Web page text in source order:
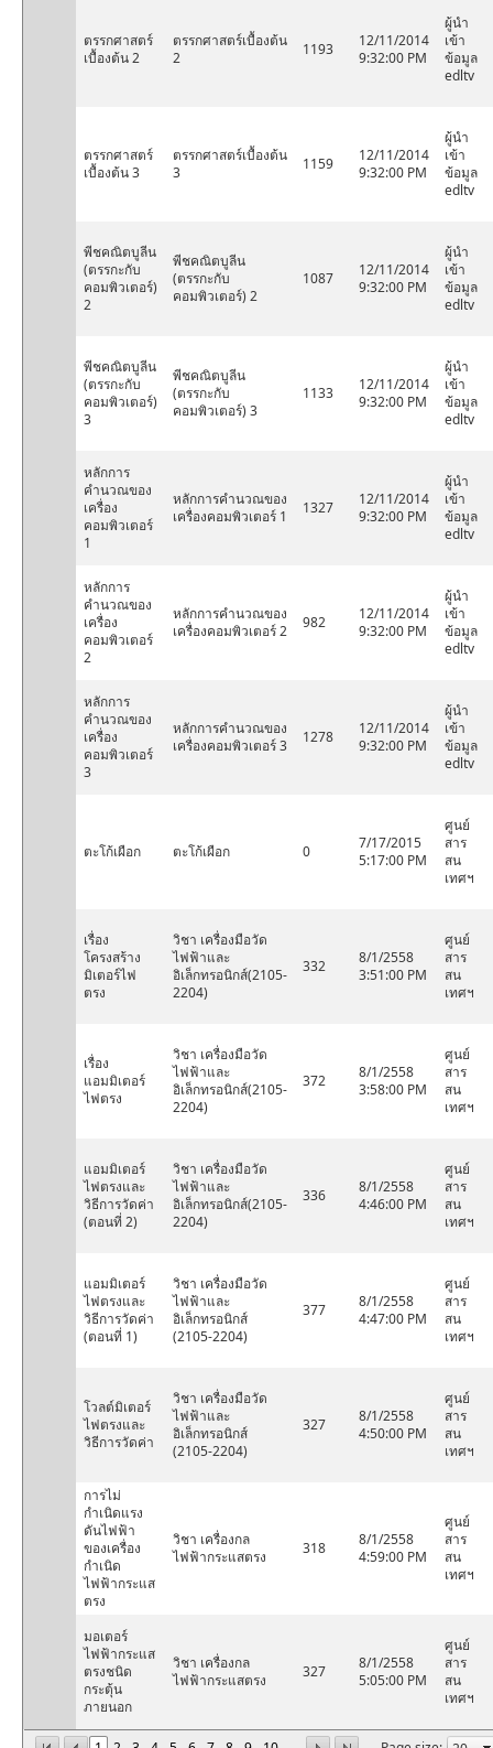
ตรรกศาสตร์
เบื้องต้น 2
ตรรกศาสตร์เบื้องต้น
2
1193
12/11/2014
9:32:00 PM
ผู้นำ
เข้า
ข้อมูล
edltv
ตรรกศาสตร์
เบื้องต้น 3
ตรรกศาสตร์เบื้องต้น
3
1159
12/11/2014
9:32:00 PM
ผู้นำ
เข้า
ข้อมูล
edltv
พีชคณิตบูลีน
(ตรรกะกับ
คอมพิวเตอร์)
2
พีชคณิตบูลีน
(ตรรกะกับ
คอมพิวเตอร์) 2
1087
12/11/2014
9:32:00 PM
ผู้นำ
เข้า
ข้อมูล
edltv
พีชคณิตบูลีน
(ตรรกะกับ
คอมพิวเตอร์)
3
พีชคณิตบูลีน
(ตรรกะกับ
คอมพิวเตอร์) 3
1133
12/11/2014
9:32:00 PM
ผู้นำ
เข้า
ข้อมูล
edltv
หลักการ
คำนวณของ
เครื่อง
คอมพิวเตอร์
1
หลักการคำนวณของ
เครื่องคอมพิวเตอร์ 1
1327
12/11/2014
9:32:00 PM
ผู้นำ
เข้า
ข้อมูล
edltv
หลักการ
คำนวณของ
เครื่อง
คอมพิวเตอร์
2
หลักการคำนวณของ
เครื่องคอมพิวเตอร์ 2
982
12/11/2014
9:32:00 PM
ผู้นำ
เข้า
ข้อมูล
edltv
หลักการ
คำนวณของ
เครื่อง
คอมพิวเตอร์
3
หลักการคำนวณของ
เครื่องคอมพิวเตอร์ 3
1278
12/11/2014
9:32:00 PM
ผู้นำ
เข้า
ข้อมูล
edltv
ตะโก้เผือก ตะโก้เผือก 0
7/17/2015
5:17:00 PM
ศูนย์
สาร
สน
เทศฯ
เรื่อง
โครงสร้าง
มิเตอร์ไฟ
ตรง
วิชา เครื่องมือวัด
ไฟฟ้าและ
อิเล็กทรอนิกส์(2105-
2204)
332
8/1/2558
3:51:00 PM
ศูนย์
สาร
สน
เทศฯ
เรื่อง
แอมมิเตอร์
ไฟตรง
วิชา เครื่องมือวัด
ไฟฟ้าและ
อิเล็กทรอนิกส์(2105-
2204)
372
8/1/2558
3:58:00 PM
ศูนย์
สาร
สน
เทศฯ
แอมมิเตอร์
ไฟตรงและ
วิธีการวัดค่า
(ตอนที่ 2)
วิชา เครื่องมือวัด
ไฟฟ้าและ
อิเล็กทรอนิกส์(2105-
2204)
336
8/1/2558
4:46:00 PM
ศูนย์
สาร
สน
เทศฯ
แอมมิเตอร์
ไฟตรงและ
วิธีการวัดค่า
(ตอนที่ 1)
วิชา เครื่องมือวัด
ไฟฟ้าและ
อิเล็กทรอนิกส์
(2105-2204)
377
8/1/2558
4:47:00 PM
ศูนย์
สาร
สน
เทศฯ
โวลต์มิเตอร์
ไฟตรงและ
วิธีการวัดค่า
วิชา เครื่องมือวัด
ไฟฟ้าและ
อิเล็กทรอนิกส์
(2105-2204)
327
8/1/2558
4:50:00 PM
ศูนย์
สาร
สน
เทศฯ
การไม่
กำเนิดแรง
ดันไฟฟ้า
ของเครื่อง
กำเนิด
ไฟฟ้ากระแส
ตรง
วิชา เครื่องกล
ไฟฟ้ากระแสตรง
318
8/1/2558
4:59:00 PM
ศูนย์
สาร
สน
เทศฯ
มอเตอร์
ไฟฟ้ากระแส
ตรงชนิด
กระตุ้น
ภายนอก
วิชา เครื่องกล
ไฟฟ้ากระแสตรง
327
8/1/2558
5:05:00 PM
ศูนย์
สาร
สน
เทศฯ